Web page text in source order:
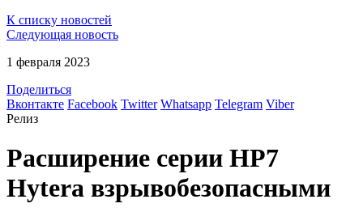
К списку новостей
Следующая новость
1 февраля 2023
Поделиться
Вконтакте Facebook Twitter Whatsapp Telegram Viber
Релиз
Расширение серии HP7
Hytera взрывобезопасными